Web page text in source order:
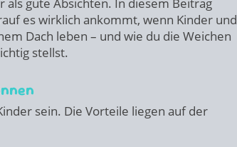
als gute Absichten. In diesem Beitrag
es wirklich ankommt, wenn Kinder und
Dach leben – und wie du die Weichen
stellst.
sein. Die Vorteile liegen auf der